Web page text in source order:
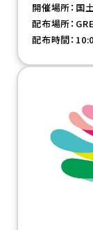
開催場所：国
配布場所：
配布時間：
（新規タブで開